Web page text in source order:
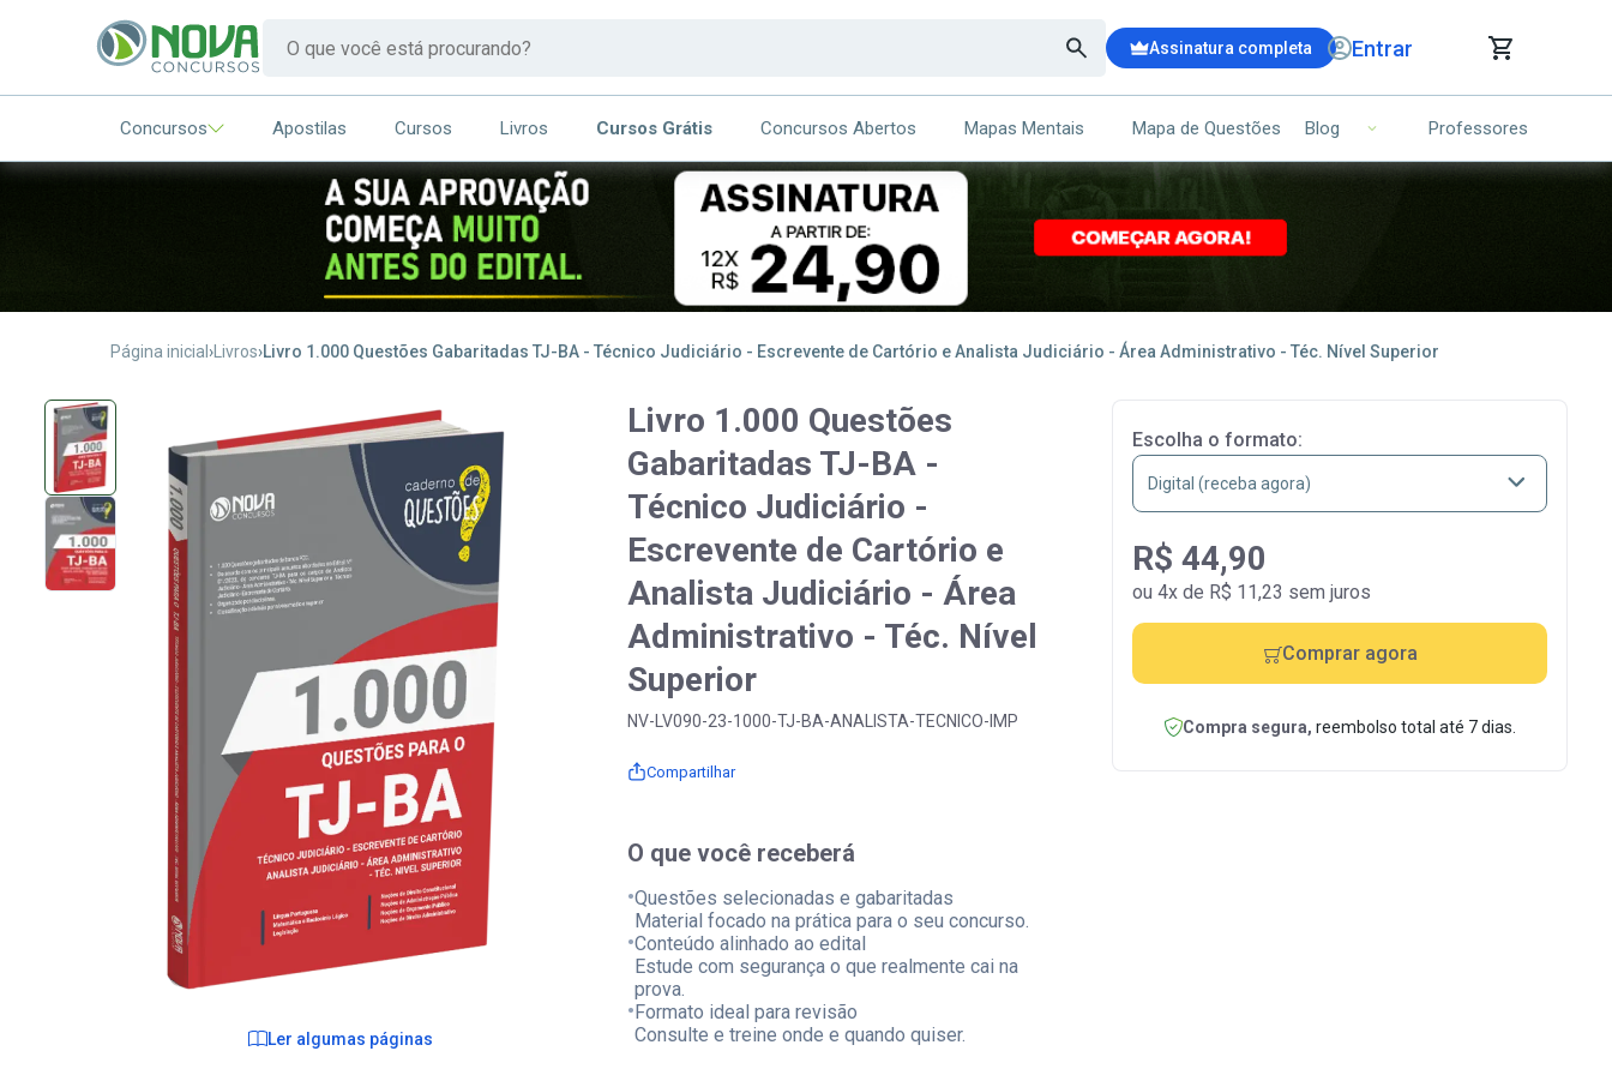
Assinatura completa Entrar
CARRINHO DE COMPRAS
ITENS (00)
Ops!
Seu carrinho ainda está vazio.
Voltar para a loja
Concursos Apostilas Cursos Livros Cursos Grátis Concursos Abertos Mapas Mentais Mapa de Questões Blog Professores
Página inicial Livros Livro 1.000 Questões Gabaritadas TJ-BA - Técnico Judiciário - Escrevente de Cartório e Analista Judiciário - Área Administrativo - Téc. Nível Superior
Ler algumas páginas
Livro 1.000 Questões
Gabaritadas TJ-BA -
Técnico Judiciário -
Escrevente de Cartório e
Analista Judiciário - Área
Administrativo - Téc. Nível
Superior
NV-LV090-23-1000-TJ-BA-ANALISTA-TECNICO-IMP
Compartilhar
O que você receberá
•Questões selecionadas e gabaritadas
Material focado na prática para o seu concurso.
•Conteúdo alinhado ao edital
Estude com segurança o que realmente cai na
prova.
•Formato ideal para revisão
Consulte e treine onde e quando quiser.
Escolha o formato:
R$ 44,90
ou 4x de R$ 11,23 sem juros
Comprar agora
Compra segura, reembolso total até 7 dias.